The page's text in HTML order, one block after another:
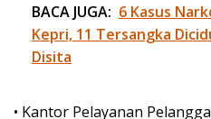
BACA JUGA: 6 Kasus
Kepri, 11 Tersangka
Disita
• Kantor Pelayanan